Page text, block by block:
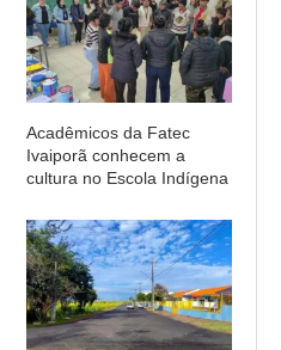
Acadêmicos da Fatec
Ivaiporã conhecem a
cultura no Escola Indígena